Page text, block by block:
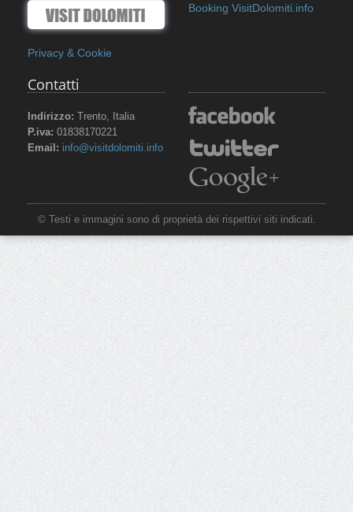
Privacy & Cookie
Booking VisitDolomiti.info
Contatti
Indirizzo: Trento, Italia
P.iva: 01838170221
Email: info@visitdolomiti.info
© Testi e immagini sono di proprietà dei rispettivi siti indicati.